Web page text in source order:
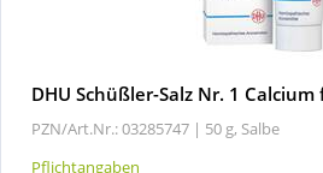
DHU Schüßler-Salz Nr. 1
PZN/Art.Nr.: 03285747 | 50 g, Salbe
Pflichtangaben